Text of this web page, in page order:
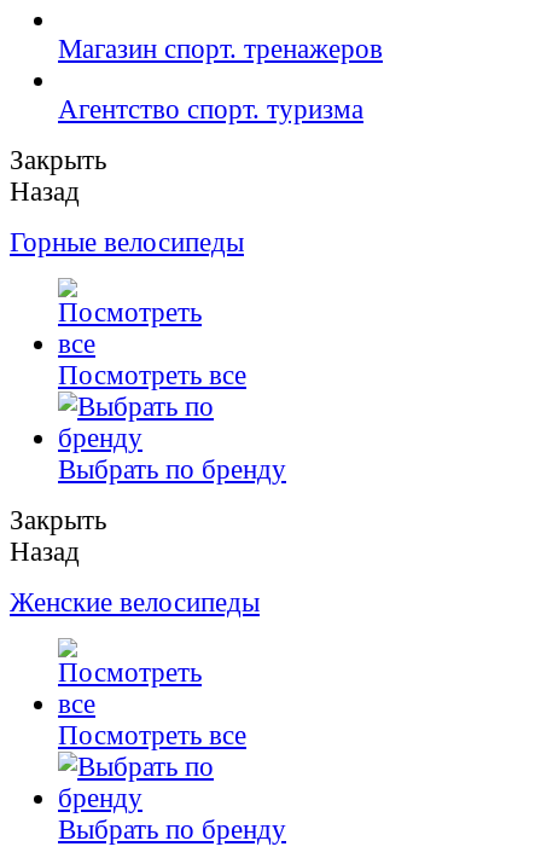
Магазин спорт. тренажеров
Агентство спорт. туризма
Закрыть
Назад
Горные велосипеды
Посмотреть все
Выбрать по бренду
Закрыть
Назад
Женские велосипеды
Посмотреть все
Выбрать по бренду